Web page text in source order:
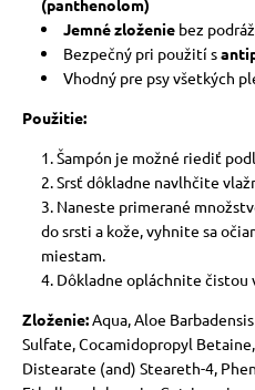
(panthenolom)
Jemné zloženie bez
Bezpečný pri použití s
Vhodný pre psy všetkých
Použitie:
Šampón je možné riediť
Srsť dôkladne navlhčite
Naneste primerané
do srsti a kože, vyhnite sa
miestam.
Dôkladne opláchnite čistou
Zloženie:Aqua, Aloe
Sulfate, Cocamidopropyl
Distearate (and) Steareth-4,